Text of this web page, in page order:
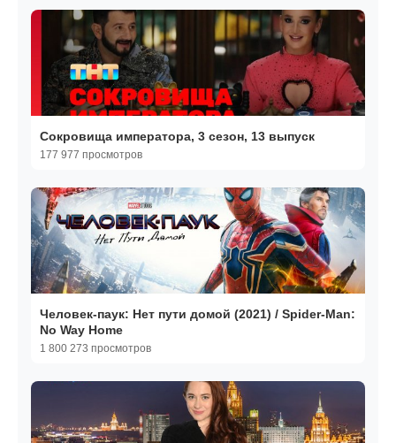
Сокровища императора, 3 сезон, 13 выпуск
177 977 просмотров
Человек-паук: Нет пути домой (2021) / Spider-Man:
No Way Home
1 800 273 просмотров